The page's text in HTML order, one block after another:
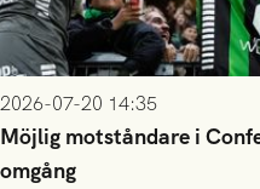
2026-07-20 14:35
Möjlig motståndare i
omgång